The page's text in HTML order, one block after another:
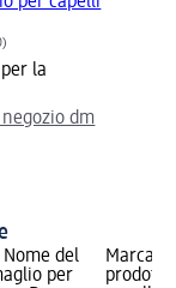
la
dm
del
per
Marca: